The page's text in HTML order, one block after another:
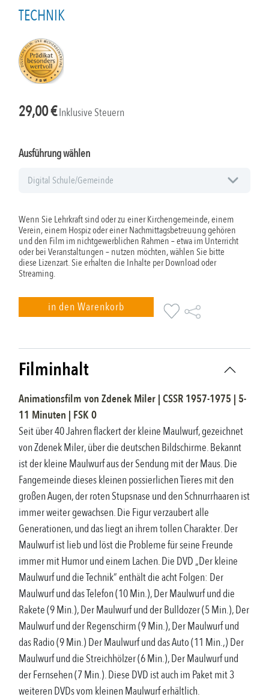
TECHNIK
29,00€Inklusive Steuern
Ausführung wählen
Wenn Sie Lehrkraft sind oder zu einer Kirchengemeinde, einem
Verein, einem Hospiz oder einer Nachmittagsbetreuung gehören
und den Film im nichtgewerblichen Rahmen – etwa im Unterricht
oder bei Veranstaltungen – nutzen möchten, wählen Sie bitte
diese Lizenzart. Sie erhalten die Inhalte per Download oder
Streaming.
in den Warenkorb
Filminhalt
Animationsfilm vonZdenek Miler |CSSR 1957-1975 |5-
11 Minuten | FSK0
Seit über 40 Jahren flackert der kleine Maulwurf, gezeichnet
von Zdenek Miler, über die deutschen Bildschirme. Bekannt
ist der kleine Maulwurf aus der Sendung mit der Maus. Die
Fangemeinde dieses kleinen possierlichen Tieres mit den
großen Augen, der roten Stupsnase und den Schnurrhaaren ist
immer weiter gewachsen. Die Figur verzaubert alle
Generationen, und das liegt an ihrem tollen Charakter. Der
Maulwurf ist lieb und löst die Probleme für seine Freunde
immer mit Humor und einem Lachen. Die DVD „Der kleine
Maulwurf und die Technik“ enthält die acht Folgen: Der
Maulwurf und das Telefon (10 Min.), Der Maulwurf und die
Rakete (9 Min.), Der Maulwurf und der Bulldozer (5 Min.), Der
Maulwurf und der Regenschirm (9 Min.), Der Maulwurf und
das Radio (9 Min.) Der Maulwurf und das Auto (11 Min.,) Der
Maulwurf und die Streichhölzer (6 Min.), Der Maulwurf und
der Fernsehen (7 Min.). Diese DVD ist auch im Paket mit 3
weiteren DVDs vom kleinen Maulwurf erhältlich.